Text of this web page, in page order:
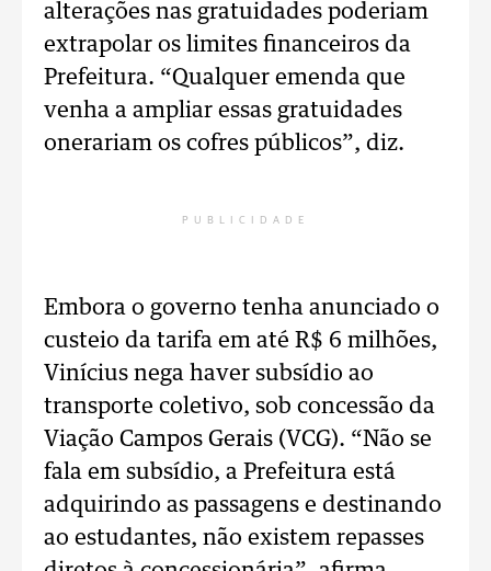
alterações nas gratuidades poderiam
extrapolar os limites financeiros da
Prefeitura. “Qualquer emenda que
venha a ampliar essas gratuidades
onerariam os cofres públicos”, diz.
PUBLICIDADE
Embora o governo tenha anunciado o
custeio da tarifa em até R$ 6 milhões,
Vinícius nega haver subsídio ao
transporte coletivo, sob concessão da
Viação Campos Gerais (VCG). “Não se
fala em subsídio, a Prefeitura está
adquirindo as passagens e destinando
ao estudantes, não existem repasses